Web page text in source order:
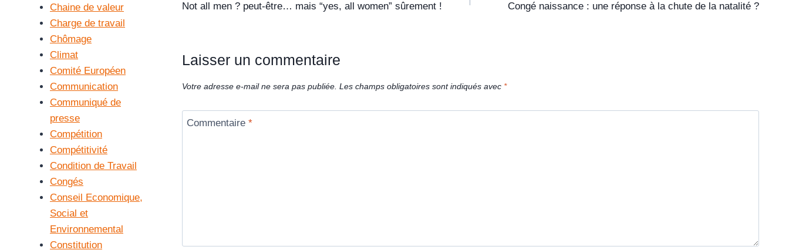
Not all men ? peut-être… mais “yes, all women” sûrement ! Congé naissance : une réponse à la chute de la natalité ?
Laisser un commentaire
Votre adresse e-mail ne sera pas publiée. Les champs obligatoires sont indiqués avec *
Commentaire *
Chaine de valeur
Charge de travail
Chômage
Climat
Comité Européen
Communication
Communiqué de
presse
Compétition
Compétitivité
Condition de Travail
Congés
Conseil Economique,
Social et
Environnemental
Constitution